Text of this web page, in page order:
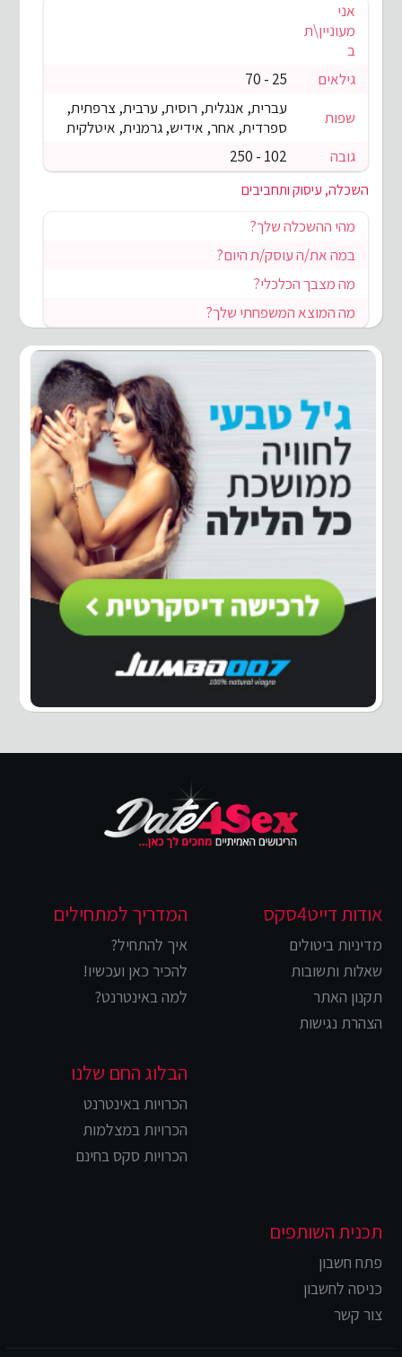
אני
מעוניין\ת
ב
גילאים
25 - 70
שפות
עברית, אנגלית, רוסית, ערבית, צרפתית,
ספרדית, אחר, אידיש, גרמנית, איטלקית
גובה
102 - 250
השכלה, עיסוק ותחביבים
מהי ההשכלה שלך?
במה את/ה עוסק/ת היום?
מה מצבך הכלכלי?
מה המוצא המשפחתי שלך?
אודות דייט4סקס
מדיניות ביטולים
שאלות ותשובות
תקנון האתר
הצהרת נגישות
המדריך למתחילים
איך להתחיל?
להכיר כאן ועכשיו!
למה באינטרנט?
הבלוג החם שלנו
הכרויות באינטרנט
הכרויות במצלמות
הכרויות סקס בחינם
תכנית השותפים
פתח חשבון
כניסה לחשבון
צור קשר